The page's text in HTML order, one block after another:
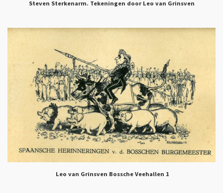
Steven Sterkenarm. Tekeningen door Leo van Grinsven
Leo van Grinsven Bossche Veehallen 1